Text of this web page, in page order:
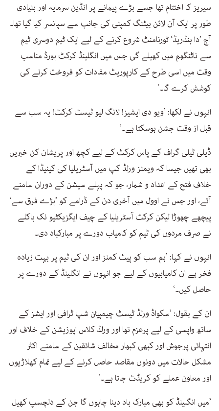
سیریز کا اختتام تھا جسے بڑے پیمانے پر انڈین سرمایہ اور بنیادی
طور پر ایک آن لائن بیٹنگ کمپنی کی جانب سے سپانسر کیا گیا تھا۔
آج ’دا ہنڈریڈ‘ ٹورنامنٹ شروع کرنے کے لیے ایک ٹیم دوسری ٹیم
سے ناٹنگھم میں کھیلے گی جس میں انگلینڈ کرکٹ بورڈ مناسب
وقت میں اسی طرح کے کارپوریٹ مفادات کو فروخت کرنے کی
کوشش کرے گا۔‘
انہوں نے لکھا: ’ویو دی ایشیز! لانگ لیو ٹیسٹ کرکٹ! یہ سب سے
قبل از وقت جشن ہوسکتا ہے۔‘
ڈیلی ٹیلی گراف کے پاس کرکٹ کے لیے کچھ اور پریشان کن خبریں
بھی تھیں جیسا کہ ویمنز ورلڈ کپ میں آسٹریلیا کی کینیڈا کے
خلاف فتح کے اعداد و شمار، جو کہ پہلے سیشن کے دوران سامنے
آئے، اور جس نے اوول میں آخری دن کے ڈرامے کو ’بڑے فرق سے‘
پیچھے چھوڑا لیکن کرکٹ آسٹریلیا کے چیف ایگزیکٹیو نک ہاکلے
نے صرف مردوں کی ٹیم کو کامیاب دورے پر مبارکباد دی۔
انہوں نے کہا: ’ہم سب کو پیٹ کمنز اور ان کی ٹیم پر بہت زیادہ
فخر ہے ان کامیابیوں کے لیے جو انہوں نے انگلینڈ کے دورے پر
حاصل کیں۔‘
ان کے بقول: ’سکواڈ ورلڈ ٹیسٹ چیمپیئن شپ ٹرافی اور ایشز کے
ساتھ واپسی کے لیے پرعزم تھا اور ورلڈ کلاس اپوزیشن کے خلاف اور
انتہائی پرجوش اور کبھی کبھار مخالف شائقین کے سامنے اکثر
مشکل حالات میں دونوں مقاصد حاصل کرنے کے لیے تمام کھلاڑیوں
اور معاون عملے کو کریڈٹ جاتا ہے۔‘
’میں انگلینڈ کو بھی مبارک باد دینا چاہوں گا جن کے دلچسپ کھیل